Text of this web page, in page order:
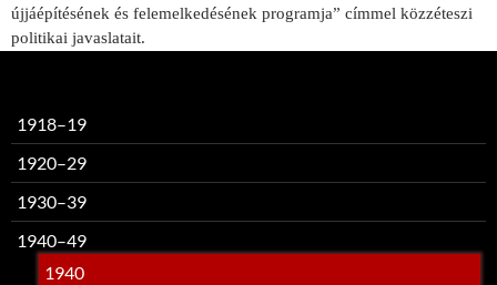
újjáépítésének és felemelkedésének programja” címmel közzéteszi
politikai javaslatait.
1918–19
1920–29
1930–39
1940–49
1940